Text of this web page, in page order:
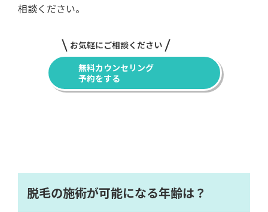
相談ください。
お気軽にご相談ください
無料カウンセリング
予約をする
脱毛の施術が可能になる年齢は？